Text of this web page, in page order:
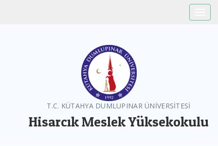
T.C. KÜTAHYA DUMLUPINAR ÜNİVERSİTESİ
Hisarcık Meslek Yüksekokulu